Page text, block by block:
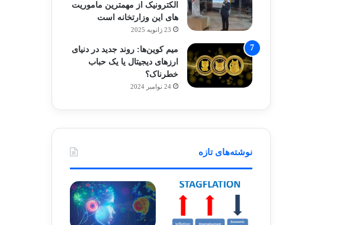
الکترونیک از مهمترین ماموریت
های این وزارتخانه است
23 ژانویه 2025
میم کوین‌ها: روند جدید در دنیای
ارزهای دیجیتال یا یک حباب
خطرناک؟
24 نوامبر 2024
نوشته‌های تازه